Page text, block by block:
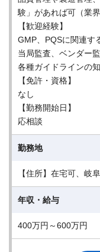
験」があれば可（業界
【歓迎経験】
GMP、PQSに関連す
当局監査、ベンダー
各種ガイドラインの
【免許・資格】
なし
【勤務開始日】
応相談
勤務地
【住所】在宅可、岐阜
年収・給与
400万円～600万円